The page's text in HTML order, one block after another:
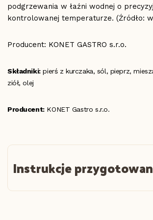
podgrzewania w łaźni wodnej o
kontrolowanej temperaturze. (Źródło:
Producent: KONET GASTRO s.r.o.
Składniki:pierś z kurczaka, sól, pieprz,
ziół, olej
Producent:KONET Gastro s.r.o.
Instrukcje